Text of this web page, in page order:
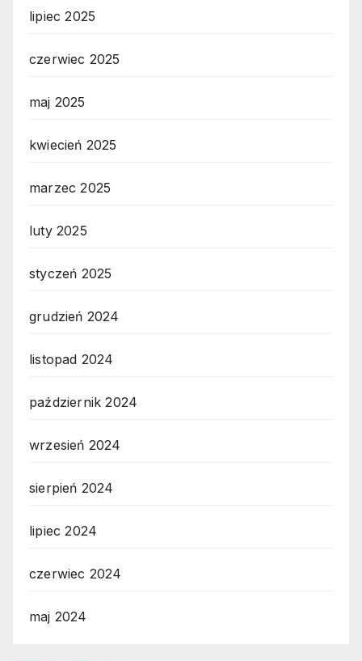
lipiec 2025
czerwiec 2025
maj 2025
kwiecień 2025
marzec 2025
luty 2025
styczeń 2025
grudzień 2024
listopad 2024
październik 2024
wrzesień 2024
sierpień 2024
lipiec 2024
czerwiec 2024
maj 2024